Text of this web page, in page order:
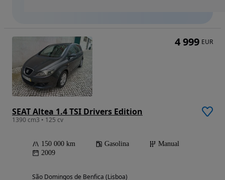
SEAT Altea 1.4 TSI Drivers Edition
1390 cm3 • 125 cv
150 000 km Gasolina
Manual
2009
São Domingos de Benfica (Lisboa)
4 999 EUR